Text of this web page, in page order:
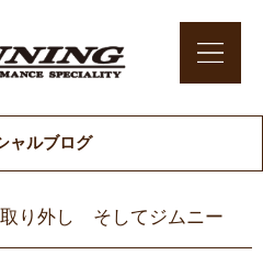
ャルブログ
り外し そしてジムニー